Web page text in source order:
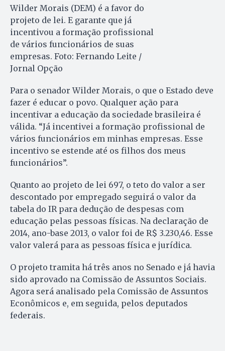
Wilder Morais (DEM) é a favor do
projeto de lei. E garante que já
incentivou a formação profissional
de vários funcionários de suas
empresas. Foto: Fernando Leite /
Jornal Opção
Para o senador Wilder Morais, o que o Estado deve
fazer é educar o povo. Qualquer ação para
incentivar a educação da sociedade brasileira é
válida. “Já incentivei a formação profissional de
vários funcionários em minhas empresas. Esse
incentivo se estende até os filhos dos meus
funcionários”.
Quanto ao projeto de lei 697, o teto do valor a ser
descontado por empregado seguirá o valor da
tabela do IR para dedução de despesas com
educação pelas pessoas físicas. Na declaração de
2014, ano-base 2013, o valor foi de R$ 3.230,46. Esse
valor valerá para as pessoas física e jurídica.
O projeto tramita há três anos no Senado e já havia
sido aprovado na Comissão de Assuntos Sociais.
Agora será analisado pela Comissão de Assuntos
Econômicos e, em seguida, pelos deputados
federais.